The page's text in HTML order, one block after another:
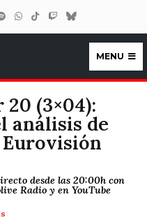
MENU
(3×04):
análisis de
desde las 20:00h con
Radio y en YouTube